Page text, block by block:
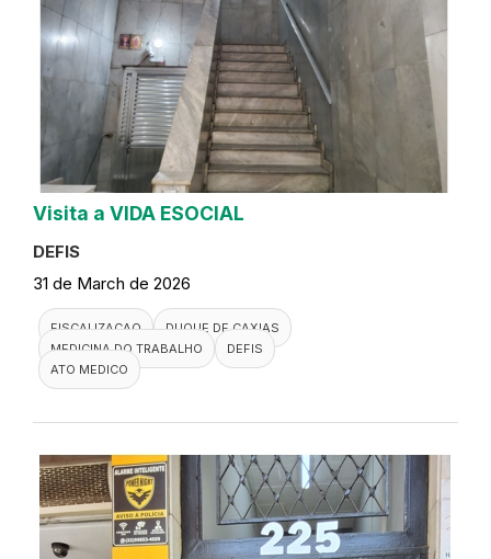
Visita a VIDA ESOCIAL
DEFIS
31 de March de 2026
FISCALIZACAO
DUQUE DE CAXIAS
MEDICINA DO TRABALHO
DEFIS
ATO MEDICO